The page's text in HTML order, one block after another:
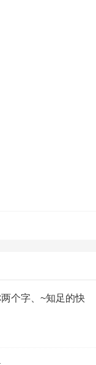
个字、~知足的快